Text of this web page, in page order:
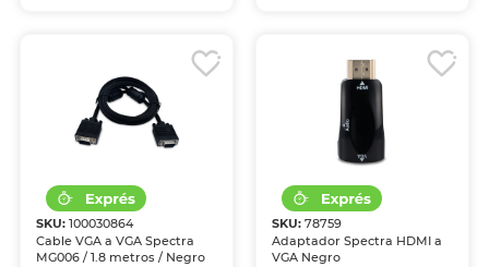
SKU:100030864
Cable VGA a VGA Spectra
MG006 / 1.8 metros / Negro
SKU: 78759
Adaptador Spectra HDMI a
VGA Negro